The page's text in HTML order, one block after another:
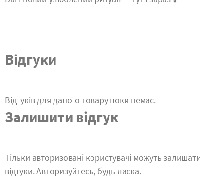
Відгуки
Відгуків для даного товару поки немає.
Залишити відгук
Тільки авторизовані користувачі можуть залишати
відгуки. Авторизуйтесь, будь ласка.